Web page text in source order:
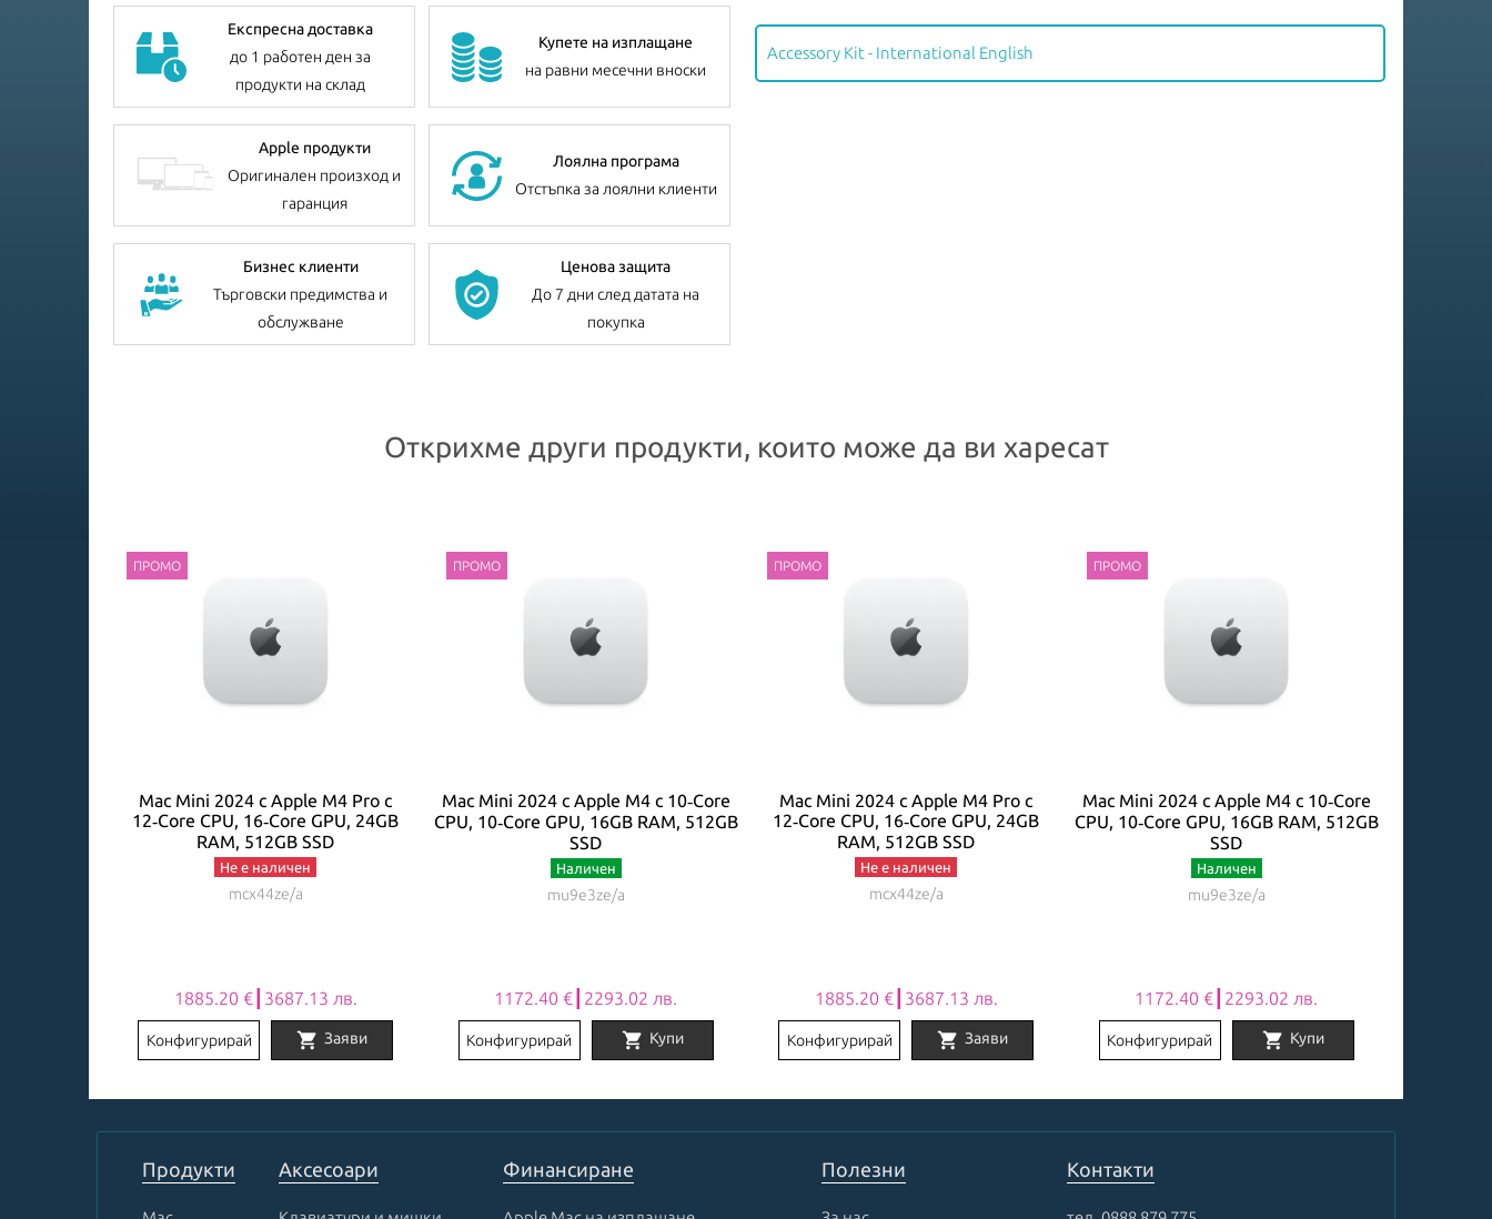
Експресна доставка
до 1 работен ден за
продукти на склад
Купете на изплащане
на равни месечни вноски
Apple продукти
Оригинален произход и
гаранция
Лоялна програма
Отстъпка за лоялни клиенти
Бизнес клиенти
Търговски предимства и
обслужване
Ценова защита
До 7 дни след датата на
покупка
Accessory Kit - International English
Открихме други продукти, които може да ви харесат
Mac Mini 2024 с Apple M4 Pro с
12‑Core CPU, 16‑Core GPU, 24GB
RAM, 512GB SSD
Не е наличен
mcx44ze/a
1885.20 €┃3687.13 лв.
Конфигурирай shopping_cart Заяви
Mac Mini 2024 с Apple M4 с 10‑Core
CPU, 10‑Core GPU, 16GB RAM, 512GB
SSD
Наличен
mu9e3ze/a
1172.40 €┃2293.02 лв.
Конфигурирай shopping_cart Купи
Mac Mini 2024 с Apple M4 Pro с
12‑Core CPU, 16‑Core GPU, 24GB
RAM, 512GB SSD
Не е наличен
mcx44ze/a
1885.20 €┃3687.13 лв.
Конфигурирай shopping_cart Заяви
Mac Mini 2024 с Apple M4 с 10‑Core
CPU, 10‑Core GPU, 16GB RAM, 512GB
SSD
Наличен
mu9e3ze/a
1172.40 €┃2293.02 лв.
Конфигурирай shopping_cart Купи
1
Продукти Аксесоари Финансиране Полезни Контакти